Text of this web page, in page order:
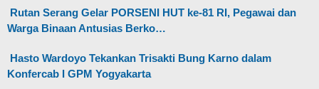
Rutan Serang Gelar PORSENI HUT ke-81 RI, Pegawai dan
Warga Binaan Antusias Berko…
Hasto Wardoyo Tekankan Trisakti Bung Karno dalam
Konfercab I GPM Yogyakarta